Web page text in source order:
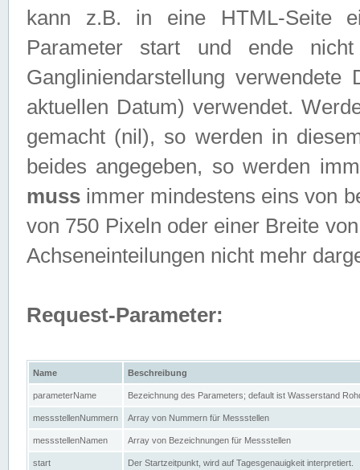
kann z.B. in eine HTML-Seite
Parameter start und ende
Gangliniendarstellung
aktuellen Datum) verwendet.
gemacht (nil), so werden in
beides angegeben, so werden
muss immer mindestens eins von
von 750 Pixeln oder einer Breite
Achseneinteilungen nicht mehr
Request-Parameter:
Name Beschreibung
parameterName Bezeichnung des Parameters; default ist Wasserstand
messstellenNummern Array von Nummern für Messstellen
messstellenNamen Array von Bezeichnungen für Messstellen
start Der Startzeitpunkt, wird auf Tagesgenauigkeit interpretiert.